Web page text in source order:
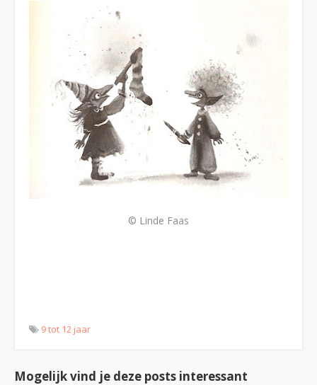
© Linde Faas
9 tot 12 jaar
Mogelijk vind je deze posts interessant